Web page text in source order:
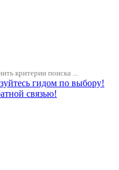
критерии поиска ...
гидом по выбору!
связью!